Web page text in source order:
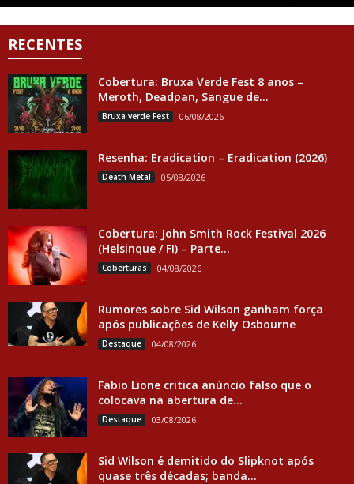
RECENTES
Cobertura: Bruxa Verde Fest 8 anos –
Meroth, Deadpan, Sangue de...
Bruxa verde Fest 06/08/2026
Resenha: Eradication – Eradication (2026)
Death Metal 05/08/2026
Cobertura: John Smith Rock Festival 2026
(Helsinque / FI) – Parte...
Coberturas 04/08/2026
Rumores sobre Sid Wilson ganham força
após publicações de Kelly Osbourne
Destaque 04/08/2026
Fabio Lione critica anúncio falso que o
colocava na abertura de...
Destaque 03/08/2026
Sid Wilson é demitido do Slipknot após
quase três décadas; banda...